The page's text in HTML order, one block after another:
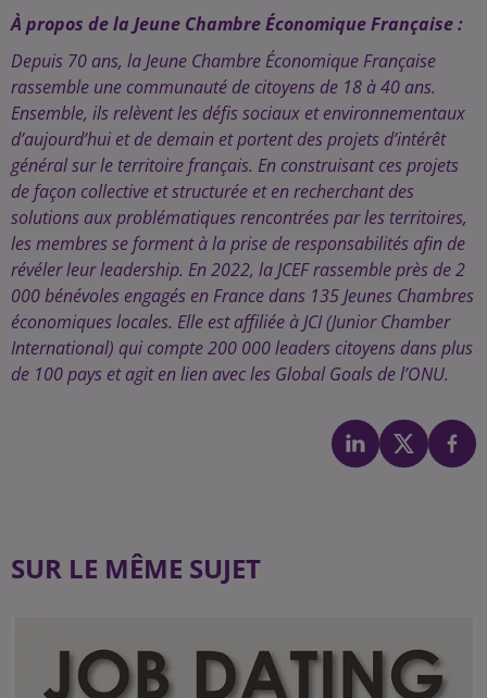
À propos de la Jeune Chambre Économique Française :
Depuis 70 ans, la Jeune Chambre Économique Française
rassemble une communauté de citoyens de 18 à 40 ans.
Ensemble, ils relèvent les défis sociaux et environnementaux
d’aujourd’hui et de demain et portent des projets d’intérêt
général sur le territoire français. En construisant ces projets
de façon collective et structurée et en recherchant des
solutions aux problématiques rencontrées par les territoires,
les membres se forment à la prise de responsabilités afin de
révéler leur leadership. En 2022, la JCEF rassemble près de 2
000 bénévoles engagés en France dans 135 Jeunes Chambres
économiques locales. Elle est affiliée à JCI (Junior Chamber
International) qui compte 200 000 leaders citoyens dans plus
de 100 pays et agit en lien avec les Global Goals de l’ONU.
SUR LE MÊME SUJET